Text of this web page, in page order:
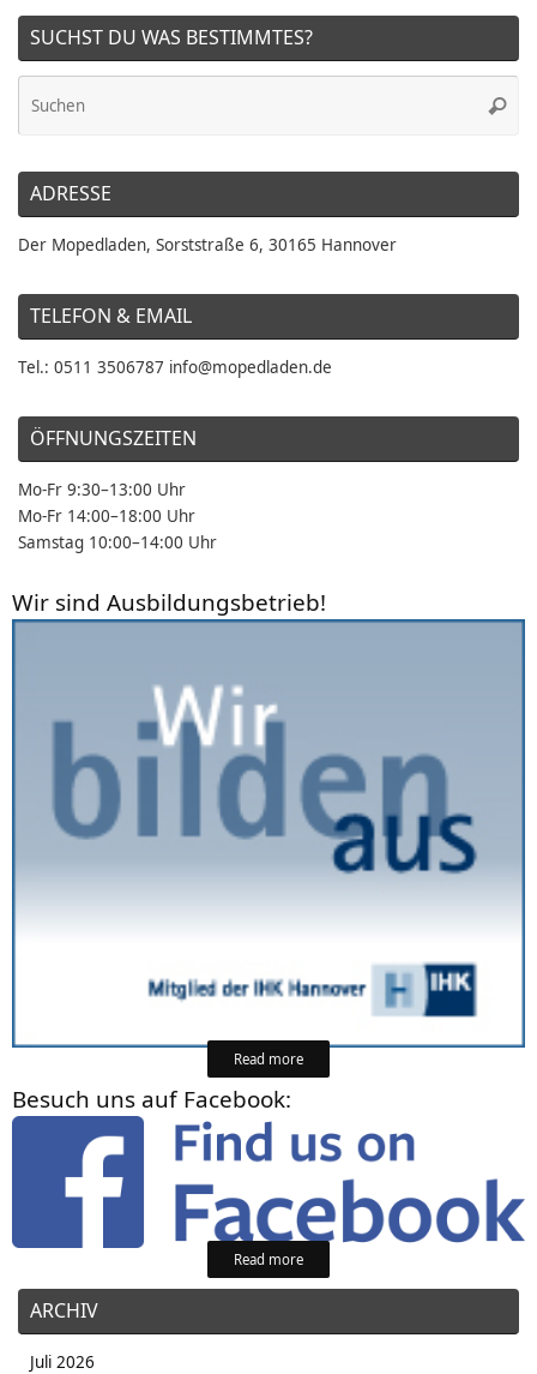
SUCHST DU WAS BESTIMMTES?
ADRESSE
Der Mopedladen, Sorststraße 6, 30165 Hannover
TELEFON & EMAIL
Tel.: 0511 3506787 info@mopedladen.de
ÖFFNUNGSZEITEN
Mo-Fr 9:30–13:00 Uhr
Mo-Fr 14:00–18:00 Uhr
Samstag 10:00–14:00 Uhr
Wir sind Ausbildungsbetrieb!
Read more
Besuch uns auf Facebook:
Read more
ARCHIV
Juli 2026